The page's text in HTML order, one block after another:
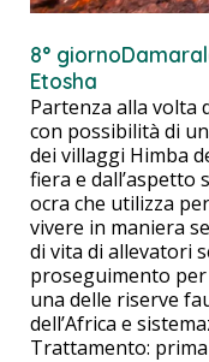
8° giorno
Etosha
Partenza alla volta
con possibilità di
dei villaggi Himba
fiera e dall’aspetto
ocra che utilizza
vivere in maniera
di vita di allevatori
proseguimento per
una delle riserve
dell’Africa e
Trattamento: